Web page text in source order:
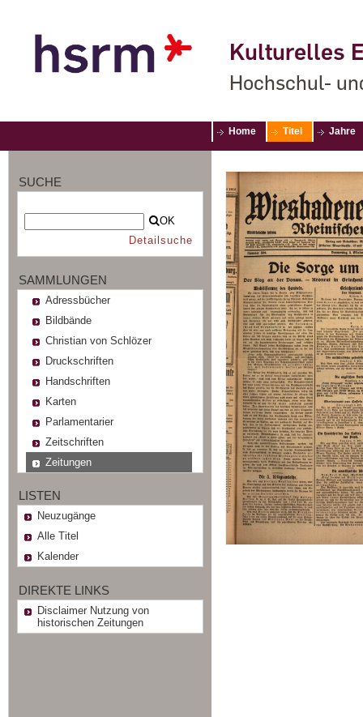
Kulturelles
Hochschul-
Home Titel Jahre
SUCHE
OK
Detailsuche
SAMMLUNGEN
Adressbücher
Bildbände
Christian von Schlözer
Druckschriften
Handschriften
Karten
Parlamentarier
Zeitschriften
Zeitungen
LISTEN
Neuzugänge
Alle Titel
Kalender
DIREKTE LINKS
Disclaimer Nutzung von
historischen Zeitungen